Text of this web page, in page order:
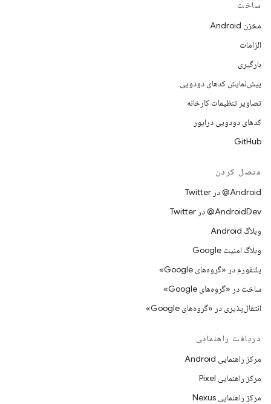
ساخت
مخزن Android
الزامات
بارگیری
پیش‌نمایش کدهای دودویی
تصاویر تنظیمات کارخانه
کدهای دودویی درایور
GitHub
متصل کردن
Android@ در Twitter
AndroidDev@ در Twitter
وبلاگ Android
وبلاگ امنیت Google
پلتفورم در «گروه‌های Google»
ساخت در «گروه‌های Google»
انتقال‌پذیری در «گروه‌های Google»
دریافت راهنمایی
مرکز راهنمایی Android
مرکز راهنمایی Pixel
مرکز راهنمایی Nexus